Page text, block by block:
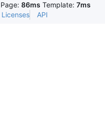
Page: 86ms Template: 7ms
Licenses API